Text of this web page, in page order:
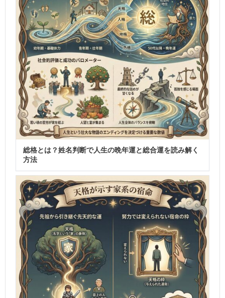
総格とは？姓名判断で人生の晩年運と総合運を読み解く
方法